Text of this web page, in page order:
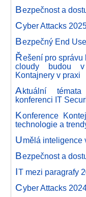
Bezpečnost a
Cyber Attacks
Bezpečný End
Řešení pro správu
cloudy budou v
Kontajnery v praxi
Aktuální
konferenci IT
Konference
technologie a
Umělá inteligence
Bezpečnost a
IT mezi paragrafy
Cyber Attacks